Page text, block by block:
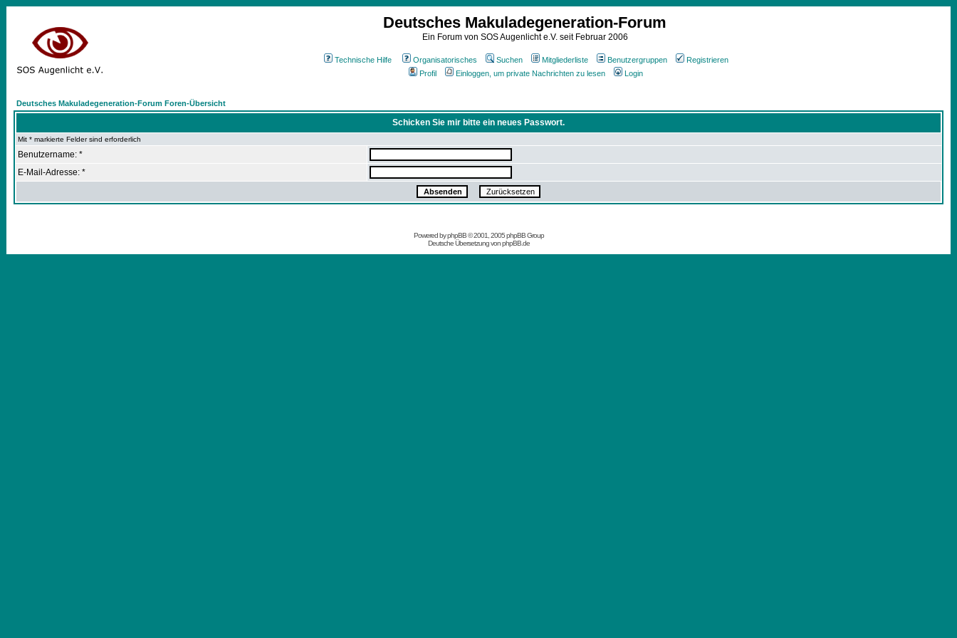
Deutsches Makuladegeneration-Forum
Ein Forum von SOS Augenlicht e.V. seit Februar 2006
Technische Hilfe Organisatorisches Suchen Mitgliederliste Benutzergruppen
Registrieren
Profil
Einloggen, um private Nachrichten zu lesen Login
Deutsches Makuladegeneration-Forum Foren-Übersicht
Schicken Sie mir bitte ein neues Passwort.
Mit * markierte Felder sind erforderlich
Benutzername: *
E-Mail-Adresse: *
Powered byphpBB© 2001, 2005 phpBB Group
Deutsche Übersetzung vonphpBB.de